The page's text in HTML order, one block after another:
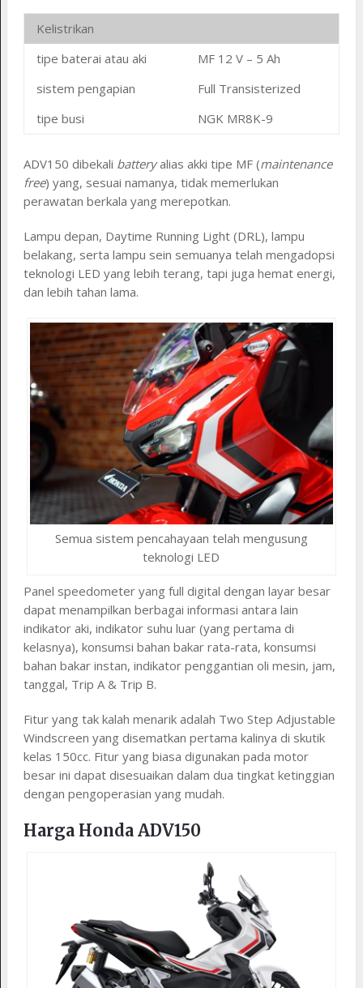
Kelistrikan
tipe baterai atau aki
MF 12 V – 5 Ah
sistem pengapian
Full Transisterized
tipe busi
NGK MR8K-9
ADV150 dibekali batteryalias akki tipe MF (maintenance
free) yang, sesuai namanya, tidak memerlukan
perawatan berkala yang merepotkan.
Lampu depan, Daytime Running Light (DRL), lampu
belakang, serta lampu sein semuanya telah mengadopsi
teknologi LED yang lebih terang, tapi juga hemat energi,
dan lebih tahan lama.
Semua sistem pencahayaan telah mengusung
teknologi LED
Panel speedometer yang full digital dengan layar besar
dapat menampilkan berbagai informasi antara lain
indikator aki, indikator suhu luar (yang pertama di
kelasnya), konsumsi bahan bakar rata-rata, konsumsi
bahan bakar instan, indikator penggantian oli mesin, jam,
tanggal, Trip A & Trip B.
Fitur yang tak kalah menarik adalah Two Step Adjustable
Windscreen yang disematkan pertama kalinya di skutik
kelas 150cc. Fitur yang biasa digunakan pada motor
besar ini dapat disesuaikan dalam dua tingkat ketinggian
dengan pengoperasian yang mudah.
Harga Honda ADV150